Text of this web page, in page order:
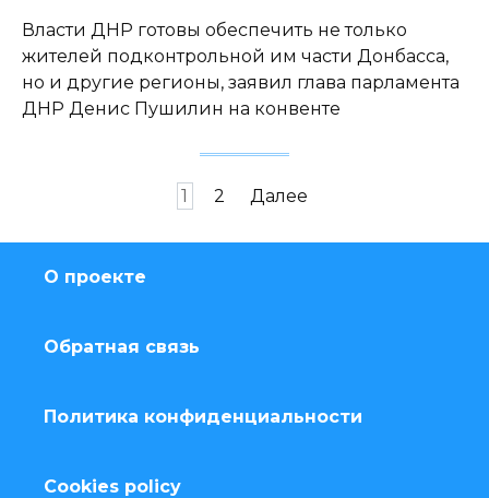
Власти ДНР готовы обеспечить не только
жителей подконтрольной им части Донбасса,
но и другие регионы, заявил глава парламента
ДНР Денис Пушилин на конвенте
записям
1 2 Далее
О проекте
Обратная связь
Политика конфиденциальности
Cookies policy